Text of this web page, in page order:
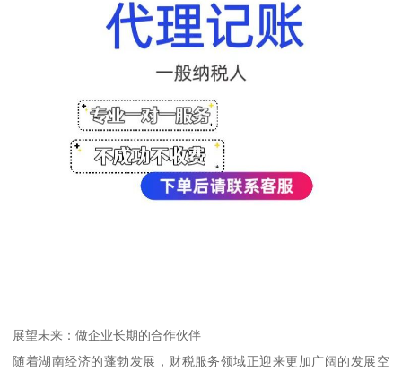
展望未来：做企业长期的合作伙伴
随着湖南经济的蓬勃发展，财税服务领域正迎来更加广阔的发展空